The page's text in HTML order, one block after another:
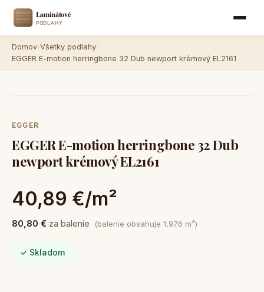
Domov Všetky podlahy
EGGER E-motion herringbone 32 Dub newport krémový EL2161
EGGER
EGGER E-motion herringbone 32 Dub
newport krémový EL2161
40,89 €/m²
80,80 € za balenie (balenie obsahuje 1,976 m²)
✓ Skladom